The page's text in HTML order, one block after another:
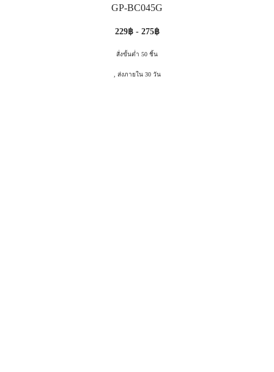
GP-BC045G
229฿ - 275฿
สั่งขั้นต่ำ 50 ชิ้น
, ส่งภายใน 30 วัน